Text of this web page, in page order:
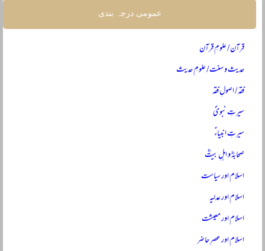
عمومی درجہ بندی
قرآن / علومِ قرآن
حدیث و سنت / علومِ حدیث
فقہ / اصولِ فقہ
سیرتِ نبویؐ
سیرتِ انبیاءؑ
صحابہؓ و اہلِ بیتؓ
اسلام اور سیاست
اسلام اور عدلیہ
اسلام اور معیشت
اسلام اور عصرِ حاضر